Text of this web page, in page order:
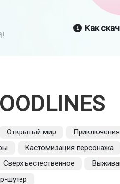
Как
Открытый мир Приключения
Кастомизация персонажа
Сверхъестественное
шутер